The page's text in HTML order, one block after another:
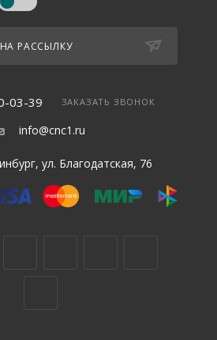
РАССЫЛКУ
03-39 ЗАКАЗАТЬ ЗВОНОК
info@cnc1.ru
ул. Благодатская, 76